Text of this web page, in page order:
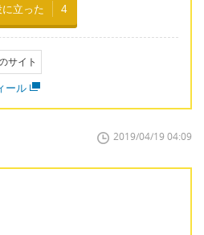
立った 4
サイト
ール
2019/04/19 04:09